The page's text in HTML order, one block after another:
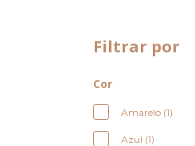
Filtrar por
Cor
Amarelo (1)
Azul (1)